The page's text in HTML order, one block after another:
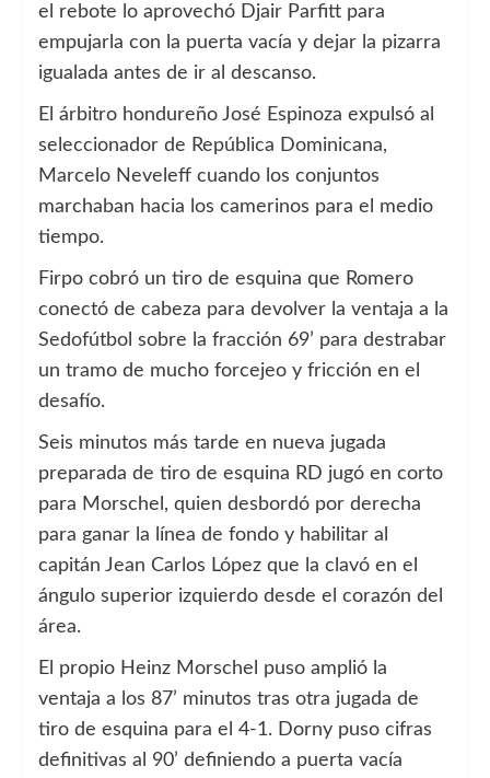
el rebote lo aprovechó Djair Parfitt para
empujarla con la puerta vacía y dejar la pizarra
igualada antes de ir al descanso.
El árbitro hondureño José Espinoza expulsó al
seleccionador de República Dominicana,
Marcelo Neveleff cuando los conjuntos
marchaban hacia los camerinos para el medio
tiempo.
Firpo cobró un tiro de esquina que Romero
conectó de cabeza para devolver la ventaja a la
Sedofútbol sobre la fracción 69’ para destrabar
un tramo de mucho forcejeo y fricción en el
desafío.
Seis minutos más tarde en nueva jugada
preparada de tiro de esquina RD jugó en corto
para Morschel, quien desbordó por derecha
para ganar la línea de fondo y habilitar al
capitán Jean Carlos López que la clavó en el
ángulo superior izquierdo desde el corazón del
área.
El propio Heinz Morschel puso amplió la
ventaja a los 87’ minutos tras otra jugada de
tiro de esquina para el 4-1. Dorny puso cifras
definitivas al 90’ definiendo a puerta vacía